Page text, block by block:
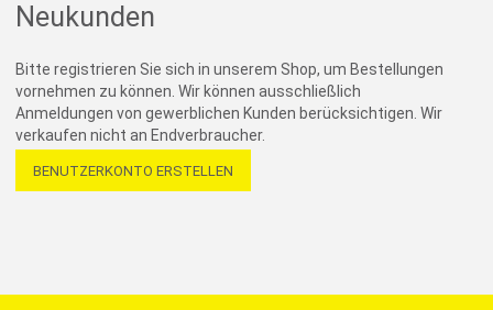
Neukunden
Bitte registrieren Sie sich in unserem Shop, um Bestellungen
vornehmen zu können. Wir können ausschließlich
Anmeldungen von gewerblichen Kunden berücksichtigen. Wir
verkaufen nicht an Endverbraucher.
BENUTZERKONTO ERSTELLEN